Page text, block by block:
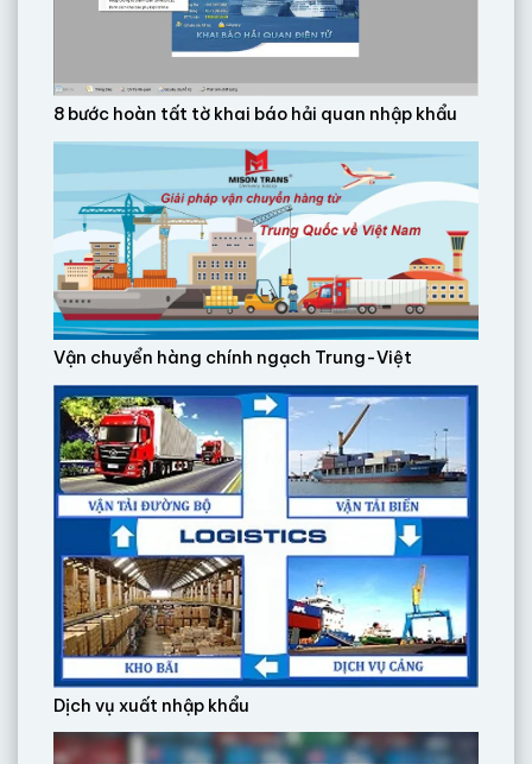
8 bước hoàn tất tờ khai báo hải quan nhập khẩu
Vận chuyển hàng chính ngạch Trung-Việt
Dịch vụ xuất nhập khẩu